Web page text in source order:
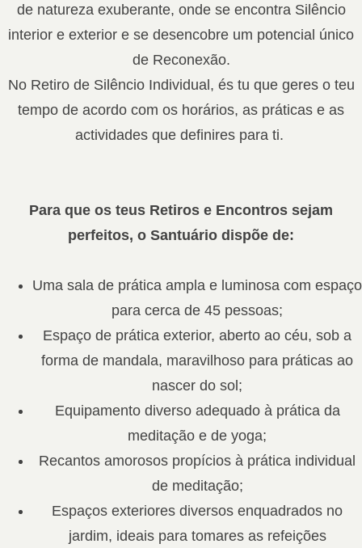
de natureza exuberante, onde se encontra Silêncio
interior e exterior e se desencobre um potencial único
de Reconexão.
No Retiro de Silêncio Individual, és tu que geres o teu
tempo de acordo com os horários, as práticas e as
actividades que definires para ti.
Para que os teus Retiros e Encontros sejam
perfeitos, o Santuário dispõe de:
Uma sala de prática ampla e luminosa com espaço
para cerca de 45 pessoas;
Espaço de prática exterior, aberto ao céu, sob a
forma de mandala, maravilhoso para práticas ao
nascer do sol;
Equipamento diverso adequado à prática da
meditação e de yoga;
Recantos amorosos propícios à prática individual
de meditação;
Espaços exteriores diversos enquadrados no
jardim, ideais para tomares as refeições